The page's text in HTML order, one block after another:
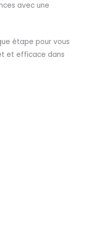
avec une
étape pour vous
et efficace dans